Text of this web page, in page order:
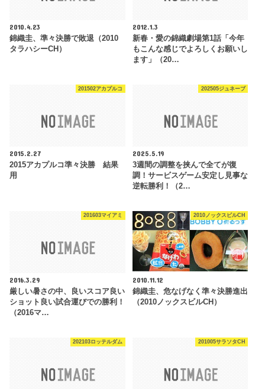
2010.4.23
錦織圭、準々決勝で敗退（2010
タラハシーCH）
2012.1.3
新春・愛の錦織劇場第1話「今年
もこんな感じでよろしくお願いし
ます」（20…
201502アカプルコ
2015.2.27
2015アカプルコ準々決勝 結果
用
202505ジュネーブ
2025.5.19
3週間の調整を挟んで全てが復
調！サービスゲーム安定し見事な
逆転勝利！（2…
201603マイアミ
2016.3.29
厳しい暑さの中、良いスコア良い
ショット良い試合運びでの勝利！
（2016マ…
2010ノックスビルCH
2010.11.12
錦織圭、危なげなく準々決勝進出
（2010ノックスビルCH）
202103ロッテルダム 201005サラソタCH